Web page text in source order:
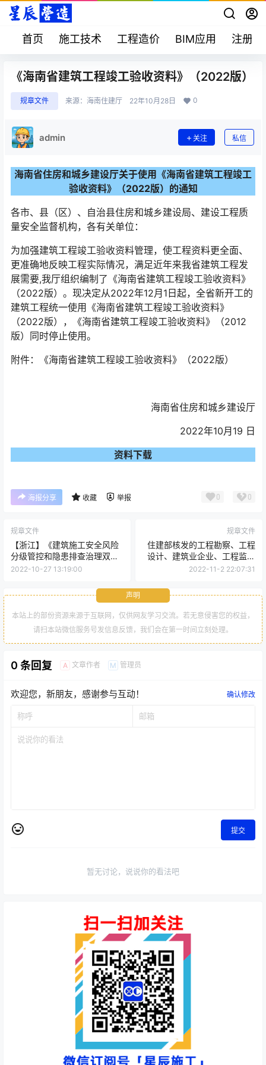
首页 施工技术 工程造价 BIM应用 注册考
《海南省建筑工程竣工验收资料》（2022版）
规章文件 来源： 海南住建厅 22年10月28日 0
admin 关注 私信
海南省住房和城乡建设厅关于使用《海南省建筑工程竣工
验收资料》（2022版）的通知
各市、县（区）、自治县住房和城乡建设局、建设工程质
量安全监督机构，各有关单位：
为加强建筑工程竣工验收资料管理，使工程资料更全面、
更准确地反映工程实际情况，满足近年来我省建筑工程发
展需要,我厅组织编制了《海南省建筑工程竣工验收资料》
（2022版）。现决定从2022年12月1日起，全省新开工的
建筑工程统一使用《海南省建筑工程竣工验收资料》
（2022版），《海南省建筑工程竣工验收资料》（2012
版）同时停止使用。
附件：《海南省建筑工程竣工验收资料》（2022版）
海南省住房和城乡建设厅
2022年10月19 日
资料下载
海报分享 收藏 举报 0 0
规章文件
【浙江】《建筑施工安全风险
分级管控和隐患排查治理双重
预防机制实施细则》
2022-10-27 13:19:00
规章文件
住建部核发的工程勘察、工程
设计、建筑业企业、工程监理
企业资质统一延期至2023年12
2022-11-2 22:07:31
声明
本站上的部份资源来源于互联网，仅供网友学习交流。若无意侵害您的权益，
请扫本站微信服务号发信息反馈，我们会在第一时间立刻处理。
0 条回复 A 文章作者 M 管理员
欢迎您，新朋友，感谢参与互动！ 确认修改
提交
暂无讨论，说说你的看法吧